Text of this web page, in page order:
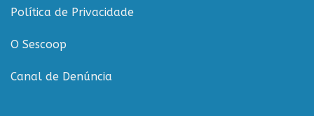
Política de Privacidade
O Sescoop
Canal de Denúncia